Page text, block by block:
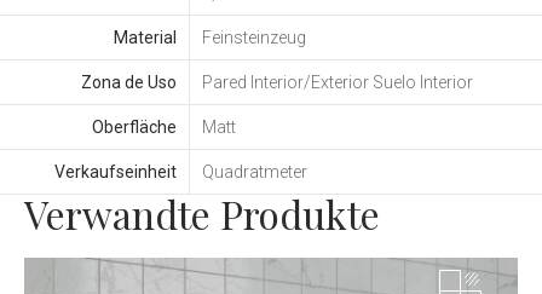
Material Feinsteinzeug
Zona de Uso Pared Interior/Exterior Suelo Interior
Oberfläche Matt
Verkaufseinheit Quadratmeter
Verwandte Produkte